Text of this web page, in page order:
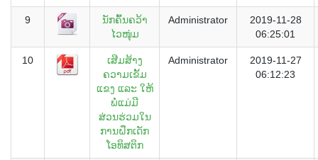
9
ນັກຄົ້ນຄວ້າ
ໄວໜຸ່ມ
Administrator
2019-11-28
06:25:01
10
ເສີມສ້າງ
ຄວາມເຂັ້ມ
ແຂງ ແລະ ໃຫ້
ພໍ່ແມ່ມີ
ສ່ວນຮ່ວມໃນ
ການຝຶກເດັກ
ໂອທິສຕິກ
Administrator
2019-11-27
06:12:23